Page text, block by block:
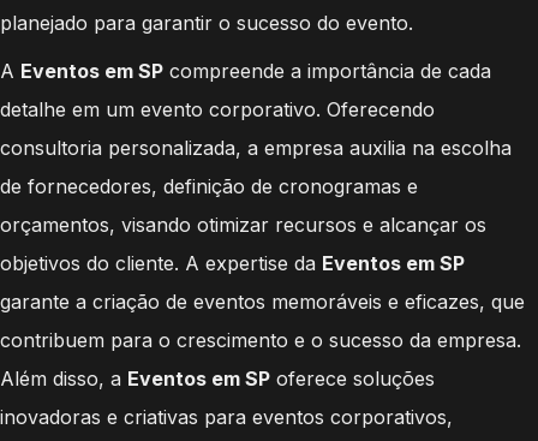
planejado para garantir o sucesso do evento.
A Eventos em SP compreende a importância de cada
detalhe em um evento corporativo. Oferecendo
consultoria personalizada, a empresa auxilia na escolha
de fornecedores, definição de cronogramas e
orçamentos, visando otimizar recursos e alcançar os
objetivos do cliente. A expertise da Eventos em SP
garante a criação de eventos memoráveis e eficazes, que
contribuem para o crescimento e o sucesso da empresa.
Além disso, a Eventos em SP oferece soluções
inovadoras e criativas para eventos corporativos,